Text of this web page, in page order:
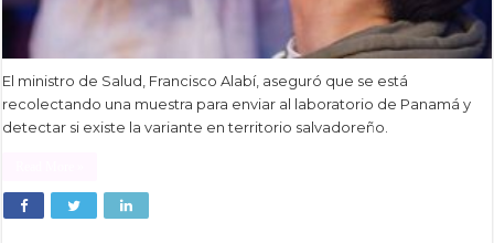
El ministro de Salud, Francisco Alabí, aseguró que se está
recolectando una muestra para enviar al laboratorio de Panamá y
detectar si existe la variante en territorio salvadoreño.